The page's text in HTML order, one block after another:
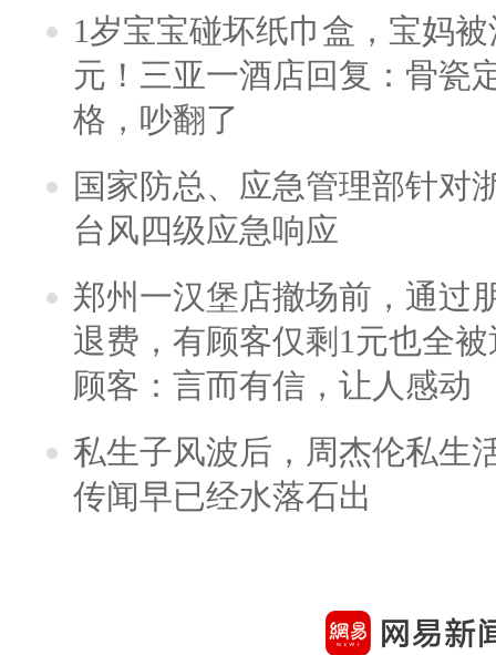
1岁宝宝碰坏纸巾盒，宝妈
元！三亚一酒店回复：骨瓷
格，吵翻了
国家防总、应急管理部针对
台风四级应急响应
郑州一汉堡店撤场前，通过
退费，有顾客仅剩1元也全
顾客：言而有信，让人感动
私生子风波后，周杰伦私生
传闻早已经水落石出